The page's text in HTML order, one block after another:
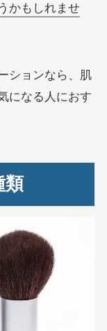
かもしれませ
ションなら、肌
になる人におす
類